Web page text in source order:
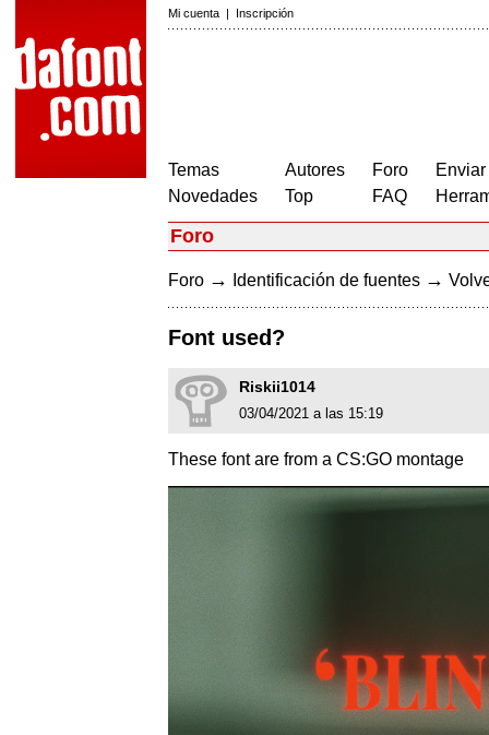
Mi cuenta | Inscripción
Temas
Novedades
Autores
Top
Foro
FAQ
Foro
Foro → Identificación de fuentes →
Font used?
Riskii1014
03/04/2021 a las 15:19
These font are from a CS:GO montage